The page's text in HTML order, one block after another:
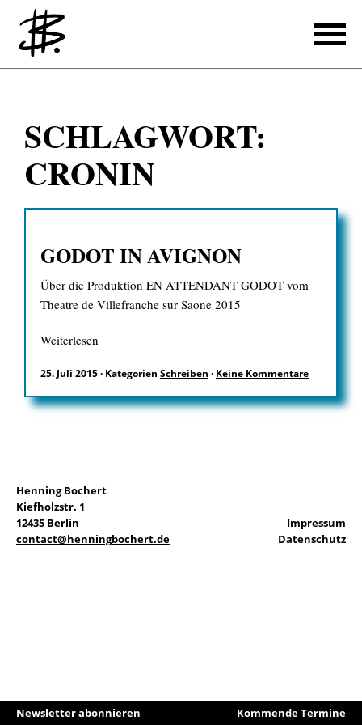
Schreiben
Referenzen
Produzieren
Übersetzen
Referenzen
EN
Suchen
SCHLAGWORT:
CRONIN
GODOT IN AVIGNON
Über die Produktion EN ATTENDANT GODOT vom
Theatre de Villefranche sur Saone 2015
Weiterlesen
25. Juli 2015· Kategorien Schreiben · Keine Kommentare
Henning Bochert
Kiefholzstr. 1
12435 Berlin
contact@henningbochert.de
Impressum
Datenschutz
Newsletter abonnieren Kommende Termine